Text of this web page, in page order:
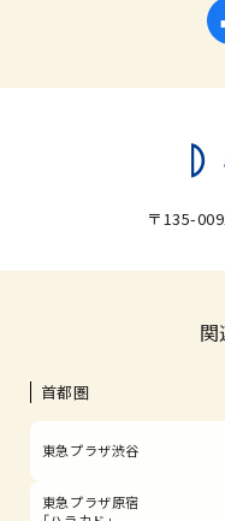
〒135-
首都圏
東急プラザ渋谷
東急プラザ原宿